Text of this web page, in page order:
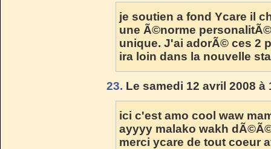
je soutien a fond Ycare il
une Ã©norme
unique. J'ai adorÃ© ces 2
ira loin dans la nouvelle
23. Le samedi 12 avril 2008 à
ici c'est amo cool waw
ayyyy malako wakh
merci ycare de tout coeur